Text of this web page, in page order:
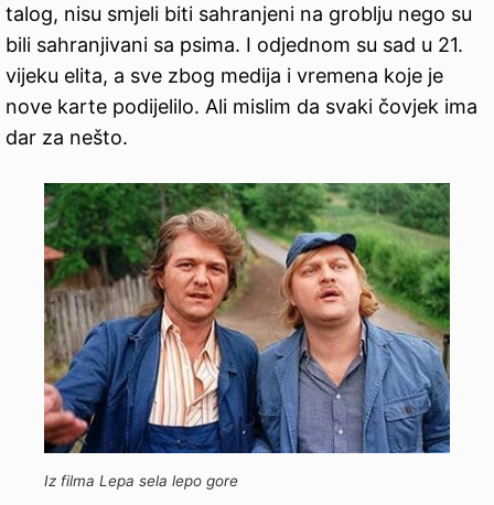
talog, nisu smjeli biti sahranjeni na groblju nego su
bili sahranjivani sa psima. I odjednom su sad u 21.
vijeku elita, a sve zbog medija i vremena koje je
nove karte podijelilo. Ali mislim da svaki čovjek ima
dar za nešto.
Iz filma Lepa sela lepo gore